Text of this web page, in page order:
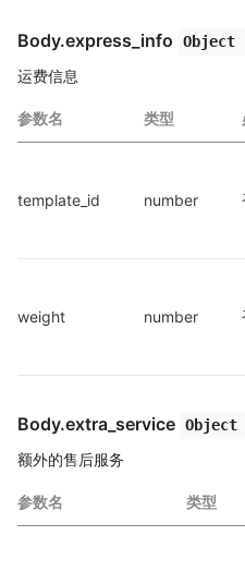
Body.express_info Object
运费信息
参数名 类型
template_id number
weight number
Body.extra_service Object
额外的售后服务
参数名 类型